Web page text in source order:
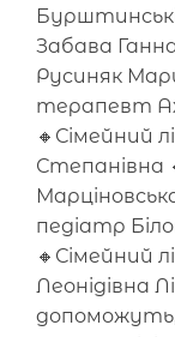
Забава
Русиняк
терапевт
🔸Сімейний
Степанівна
педіатр
🔸Сімейний
Леонідівна